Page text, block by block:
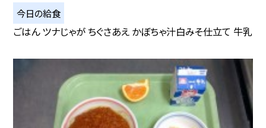
今日の給食
ごはん ツナじゃが ちぐさあえ かぼちゃ汁白みそ仕立て 牛乳